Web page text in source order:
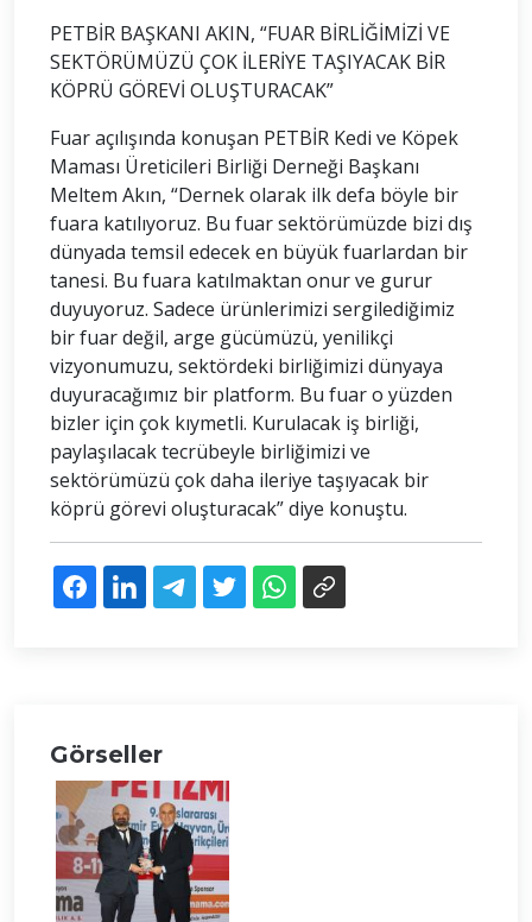
PETBİR BAŞKANI AKIN, “FUAR BİRLİĞİMİZİ VE
SEKTÖRÜMÜZÜ ÇOK İLERİYE TAŞIYACAK BİR
KÖPRÜ GÖREVİ OLUŞTURACAK”
Fuar açılışında konuşan PETBİR Kedi ve Köpek
Maması Üreticileri Birliği Derneği Başkanı
Meltem Akın, “Dernek olarak ilk defa böyle bir
fuara katılıyoruz. Bu fuar sektörümüzde bizi dış
dünyada temsil edecek en büyük fuarlardan bir
tanesi. Bu fuara katılmaktan onur ve gurur
duyuyoruz. Sadece ürünlerimizi sergilediğimiz
bir fuar değil, arge gücümüzü, yenilikçi
vizyonumuzu, sektördeki birliğimizi dünyaya
duyuracağımız bir platform. Bu fuar o yüzden
bizler için çok kıymetli. Kurulacak iş birliği,
paylaşılacak tecrübeyle birliğimizi ve
sektörümüzü çok daha ileriye taşıyacak bir
köprü görevi oluşturacak” diye konuştu.
Görseller